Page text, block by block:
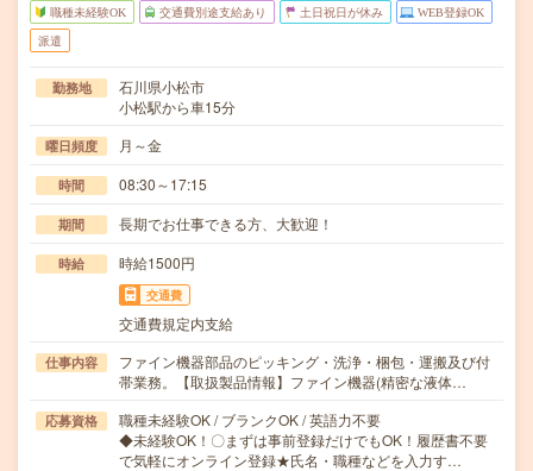
職種未経験OK 交通費別途支給あり 土日祝日が休み WEB登録OK
派遣
勤務地
石川県小松市
小松駅から車15分
曜日頻度 月～金
時間 08:30～17:15
期間 長期でお仕事できる方、大歓迎！
時給 時給1500円
交通費
交通費規定内支給
仕事内容
ファイン機器部品のピッキング・洗浄・梱包・運搬及び付
帯業務。【取扱製品情報】ファイン機器(精密な液体…
応募資格
職種未経験OK / ブランクOK / 英語力不要
◆未経験OK！〇まずは事前登録だけでもOK！履歴書不要
で気軽にオンライン登録★氏名・職種などを入力す…